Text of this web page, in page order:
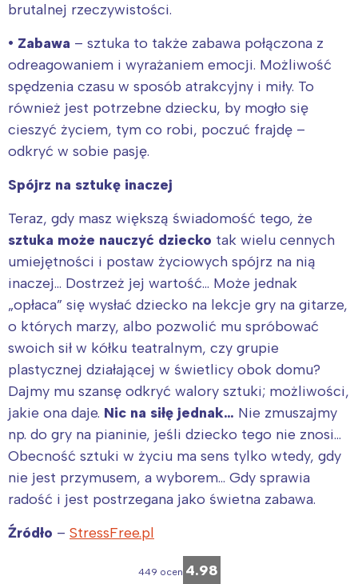
brutalnej rzeczywistości.
• Zabawa – sztuka to także zabawa połączona z
odreagowaniem i wyrażaniem emocji. Możliwość
spędzenia czasu w sposób atrakcyjny i miły. To
również jest potrzebne dziecku, by mogło się
cieszyć życiem, tym co robi, poczuć frajdę –
odkryć w sobie pasję.
Spójrz na sztukę inaczej
Teraz, gdy masz większą świadomość tego, że
sztuka może nauczyć dziecko tak wielu cennych
umiejętności i postaw życiowych spójrz na nią
inaczej… Dostrzeż jej wartość… Może jednak
„opłaca” się wysłać dziecko na lekcje gry na gitarze,
o których marzy, albo pozwolić mu spróbować
swoich sił w kółku teatralnym, czy grupie
plastycznej działającej w świetlicy obok domu?
Dajmy mu szansę odkryć walory sztuki; możliwości,
jakie ona daje. Nic na siłę jednak… Nie zmuszajmy
np. do gry na pianinie, jeśli dziecko tego nie znosi…
Obecność sztuki w życiu ma sens tylko wtedy, gdy
nie jest przymusem, a wyborem… Gdy sprawia
radość i jest postrzegana jako świetna zabawa.
Źródło – StressFree.pl
449 ocen 4.98